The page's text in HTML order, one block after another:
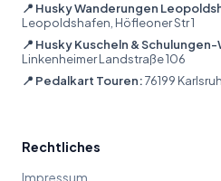
📍 Husky Wanderungen
Leopoldshafen, Höfleoner Str 1
📍 Husky Kuscheln &
Linkenheimer Landstraße 106
📍 Pedalkart Touren:76199
Rechtliches
Impressum